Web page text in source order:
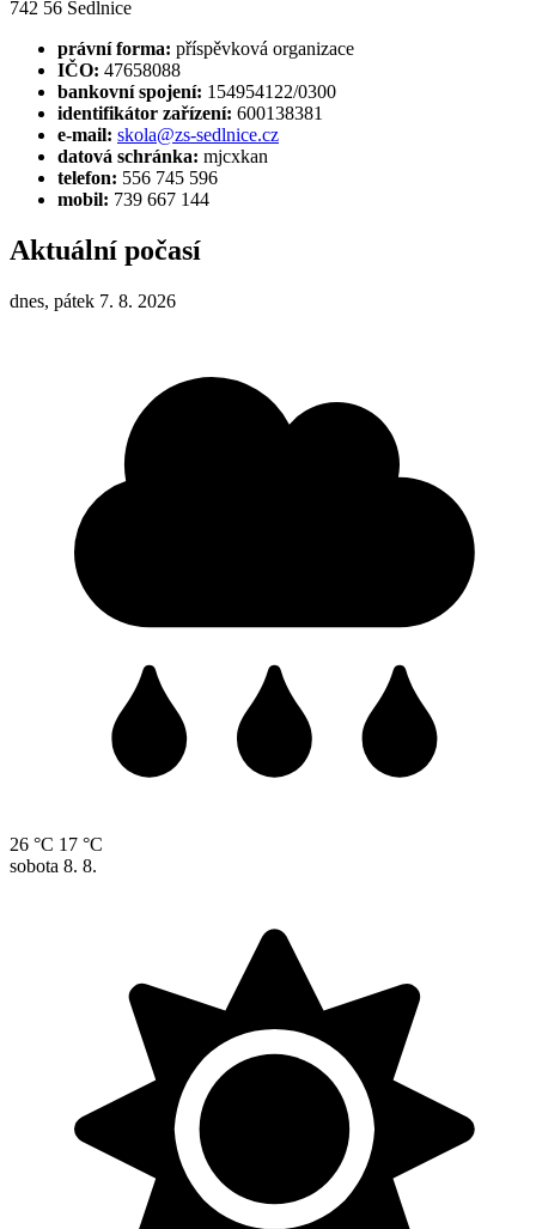
742 56 Sedlnice
právní forma: příspěvková organizace
IČO: 47658088
bankovní spojení: 154954122/0300
identifikátor zařízení: 600138381
e-mail: skola@zs-sedlnice.cz
datová schránka: mjcxkan
telefon: 556 745 596
mobil: 739 667 144
Aktuální počasí
dnes, pátek 7. 8. 2026
26 °C 17 °C
sobota 8. 8.